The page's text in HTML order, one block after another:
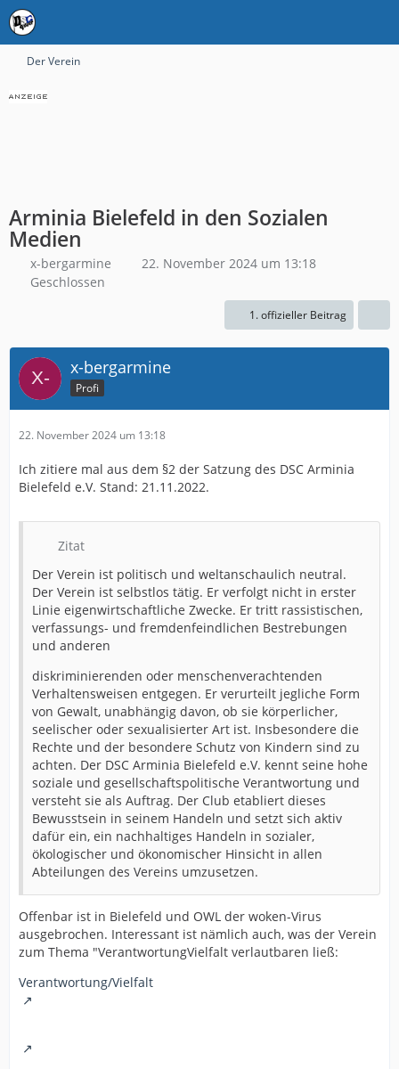
Der Verein
Arminia Bielefeld in den Sozialen
Medien
x-bergarmine
22. November 2024 um 13:18
Geschlossen
1. offizieller Beitrag
x-bergarmine
Profi
22. November 2024 um 13:18
Ich zitiere mal aus dem §2 der Satzung des DSC Arminia
Bielefeld e.V. Stand: 21.11.2022.
Zitat
Der Verein ist politisch und weltanschaulich neutral.
Der Verein ist selbstlos tätig. Er verfolgt nicht in erster
Linie eigenwirtschaftliche Zwecke. Er tritt rassistischen,
verfassungs- und fremdenfeindlichen Bestrebungen
und anderen
diskriminierenden oder menschenverachtenden
Verhaltensweisen entgegen. Er verurteilt jegliche Form
von Gewalt, unabhängig davon, ob sie körperlicher,
seelischer oder sexualisierter Art ist. Insbesondere die
Rechte und der besondere Schutz von Kindern sind zu
achten. Der DSC Arminia Bielefeld e.V. kennt seine hohe
soziale und gesellschaftspolitische Verantwortung und
versteht sie als Auftrag. Der Club etabliert dieses
Bewusstsein in seinem Handeln und setzt sich aktiv
dafür ein, ein nachhaltiges Handeln in sozialer,
ökologischer und ökonomischer Hinsicht in allen
Abteilungen des Vereins umzusetzen.
Offenbar ist in Bielefeld und OWL der woken-Virus
ausgebrochen. Interessant ist nämlich auch, was der Verein
zum Thema "VerantwortungVielfalt verlautbaren ließ:
Verantwortung/Vielfalt